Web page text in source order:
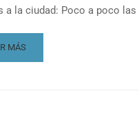
a la ciudad: Poco a poco
MÁS